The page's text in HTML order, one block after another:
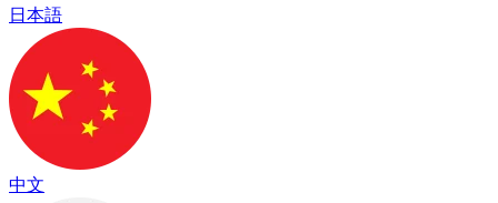
日本語
中文